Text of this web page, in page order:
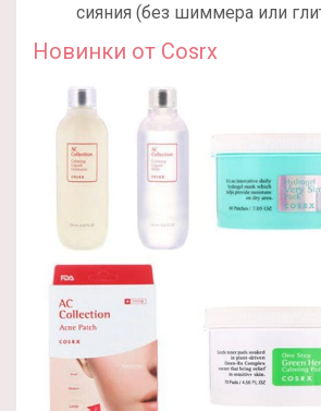
сияния (без шиммера или
Новинки от Cosrx